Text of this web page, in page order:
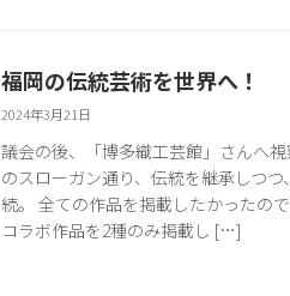
福岡の伝統芸術を世界へ！
2024年3月21日
議会の後、「博多織工芸館」さんへ
のスローガン通り、伝統を継承しつ
続。 全ての作品を掲載したかったの
コラボ作品を2種のみ掲載し […]